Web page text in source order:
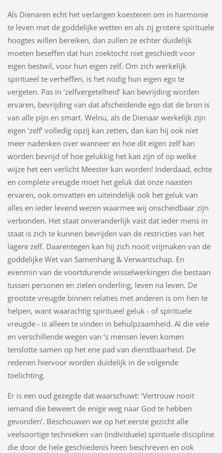
Als Dienaren echt het verlangen koesteren om in harmonie
te leven met de goddelijke wetten en als zij grotere spirituele
hoogtes willen bereiken, dan zullen ze echter duidelijk
moeten beseffen dat hun zoektocht niet geschiedt voor
eigen bestwil, voor hun eigen zelf. Om zich werkelijk
spiritueel te verheffen, is het nodig hun eigen ego te
vergeten. Pas in ‘zelfvergetelheid’ kan bevrijding worden
ervaren, bevrijding van dat afscheidende ego dat de bron is
van alle pijn en smart. Welnu, als de Dienaar werkelijk zijn
eigen ‘zelf’ volledig opzij kan zetten, dan kan hij ook niet
meer nadenken over wanneer en hoe dit eigen zelf kan
worden bevrijd of hoe gelukkig het kan zijn of op welke
wijze het een verlicht Meester kan worden! Inderdaad, echte
en complete vreugde moet het geluk dat onze naasten
ervaren, ook omvatten en uiteindelijk ook het geluk van
alles en ieder levend wezen waarmee wij onscheidbaar zijn
verbonden. Het staat onveranderlijk vast dat ieder mens in
staat is zich te kunnen bevrijden van de restricties van het
lagere zelf. Daarentegen kan hij zich nooit vrijmaken van de
goddelijke Wet van Samenhang & Verwantschap. En
evenmin van de voortdurende wisselwerkingen die bestaan
tussen personen en zielen onderling, leven na leven. De
grootste vreugde binnen relaties met anderen is om hen te
helpen, want waarachtig spiritueel geluk - of spirituele
vreugde - is alleen te vinden in behulpzaamheid. Al die vele
en verschillende wegen van ‘s mensen leven komen
tenslotte samen op het ene pad van dienstbaarheid. De
redenen hiervoor worden duidelijk in de volgende
toelichting.
Er is een oud gezegde dat waarschuwt: ‘Vertrouw nooit
iemand die beweert de enige weg naar God te hebben
gevonden’. Beschouwen we op het eerste gezicht alle
veelsoortige technieken van (individuele) spirituele discipline
die door de hele geschiedenis heen beschreven en ook